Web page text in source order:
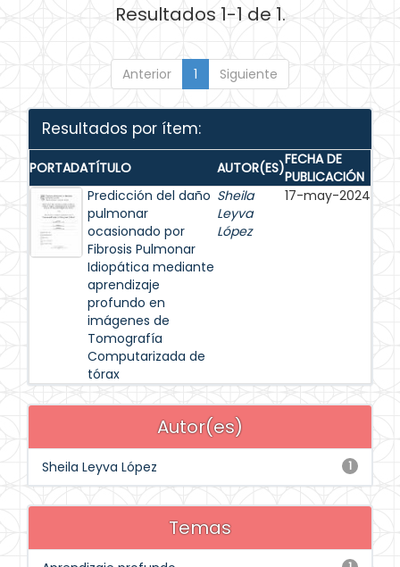
Resultados 1-1 de 1.
Anterior 1 Siguiente
Resultados por ítem:
PORTADATÍTULO AUTOR(ES)FECHA DE
PUBLICACIÓN
Predicción del daño
pulmonar
ocasionado por
Fibrosis Pulmonar
Idiopática mediante
aprendizaje
profundo en
imágenes de
Tomografía
Computarizada de
tórax
Sheila
Leyva
López
17-may-2024
Autor(es)
1
Sheila Leyva López
Temas